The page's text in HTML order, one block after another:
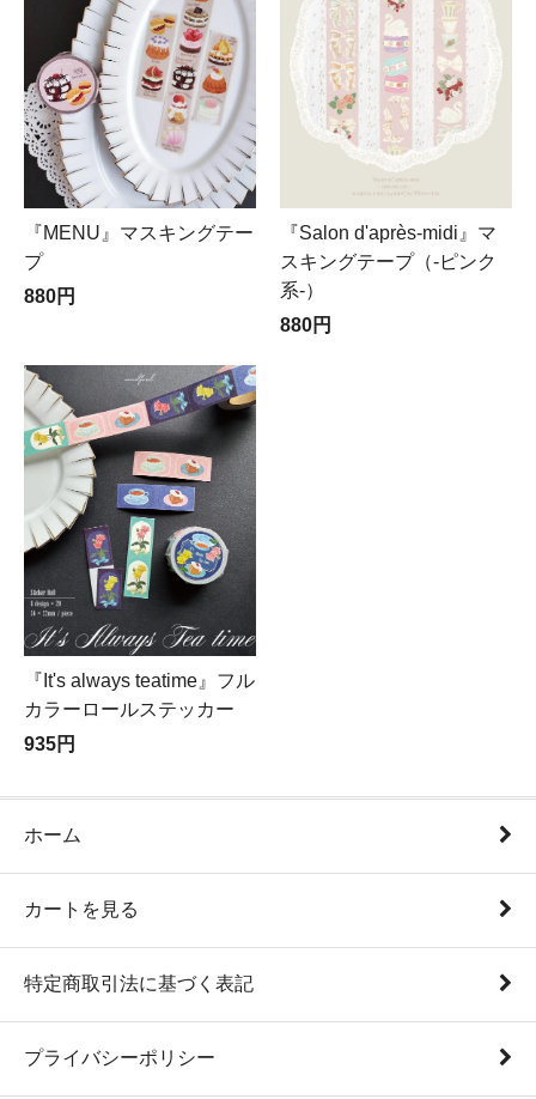
『MENU』マスキングテー
プ
880円
『Salon d'après-midi』マ
スキングテープ（-ピンク
系-）
880円
『It's always teatime』フル
カラーロールステッカー
935円
ホーム
カートを見る
特定商取引法に基づく表記
プライバシーポリシー